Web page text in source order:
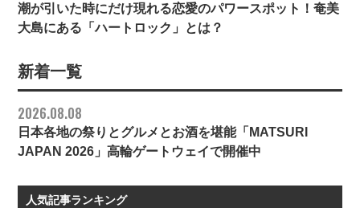
潮が引いた時にだけ現れる恋愛のパワースポット！奄美
大島にある「ハートロック」とは？
新着一覧
2026.08.08
日本各地の祭りとグルメとお酒を堪能「MATSURI
JAPAN 2026」高輪ゲートウェイで開催中
人気記事ランキング